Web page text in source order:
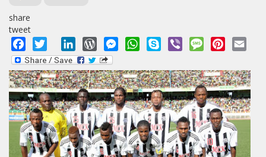
share
tweet
Facebook
Twitter LinkedInWordPressMessengerWhatsApp
Skype Viber MessagePinterest